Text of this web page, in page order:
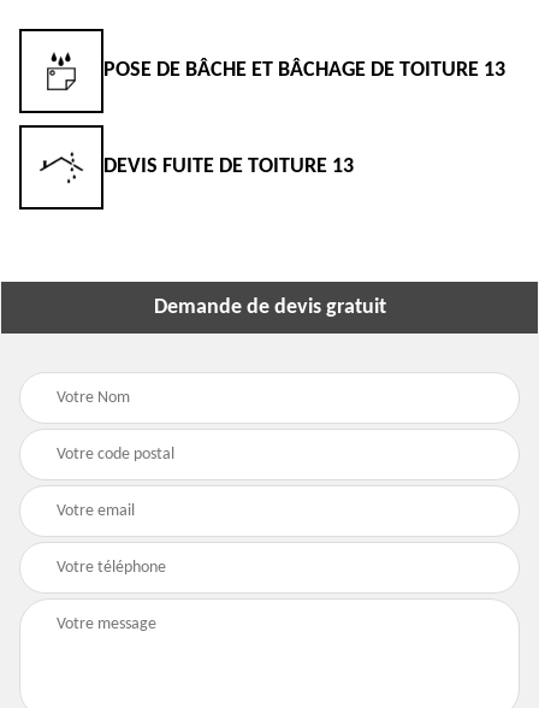
POSE DE BÂCHE ET BÂCHAGE DE TOITURE 13
DEVIS FUITE DE TOITURE 13
Demande de devis gratuit